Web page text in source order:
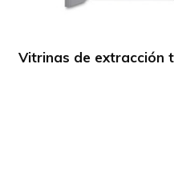
Vitrinas de extracción